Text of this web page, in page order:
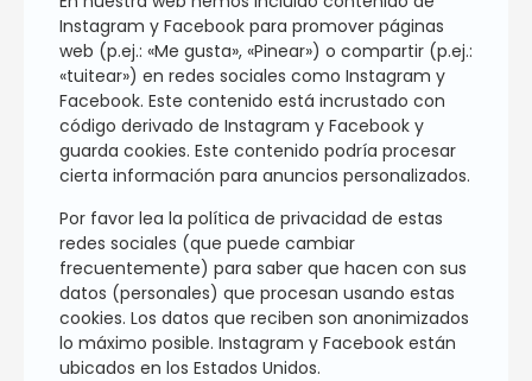
Instagram y Facebook para promover páginas
web (p.ej.: «Me gusta», «Pinear») o compartir (p.ej.:
«tuitear») en redes sociales como Instagram y
Facebook. Este contenido está incrustado con
código derivado de Instagram y Facebook y
guarda cookies. Este contenido podría procesar
cierta información para anuncios personalizados.
Por favor lea la política de privacidad de estas
redes sociales (que puede cambiar
frecuentemente) para saber que hacen con sus
datos (personales) que procesan usando estas
cookies. Los datos que reciben son anonimizados
lo máximo posible. Instagram y Facebook están
ubicados en los Estados Unidos.